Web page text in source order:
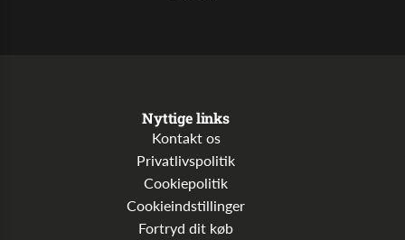
Nyttige links
Kontakt os
Privatlivspolitik
Cookiepolitik
Cookieindstillinger
Fortryd dit køb